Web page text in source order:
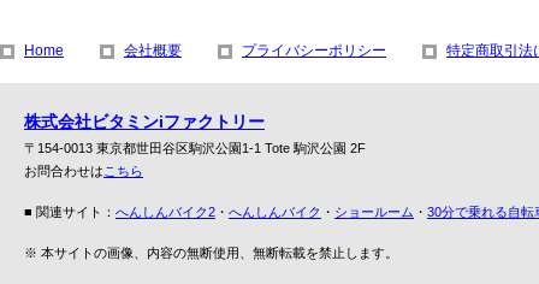
Home 会社概要 プライバシーポリシー 特定商取引法
株式会社ビタミンiファクトリー
〒154-0013 東京都世田谷区駒沢公園1-1 Tote 駒沢公園 2F
お問合わせは こちら
■ 関連サイト： へんしんバイク2 ・ へんしんバイク ・ ショールーム ・ 30分で乗れる自転
※ 本サイトの画像、内容の無断使用、無断転載を禁止します。